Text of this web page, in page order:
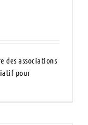
des associations
pour